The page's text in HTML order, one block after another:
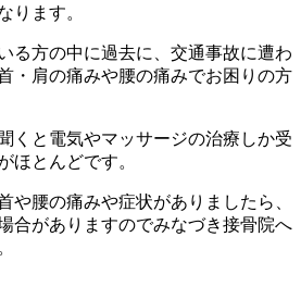
ります。
る方の中に過去に、交通事故に遭わ
・肩の痛みや腰の痛みでお困りの方
くと電気やマッサージの治療しか受
ほとんどです。
や腰の痛みや症状がありましたら、
合がありますのでみなづき接骨院へ